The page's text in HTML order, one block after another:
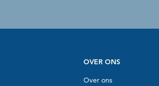
OVER ONS
Over ons